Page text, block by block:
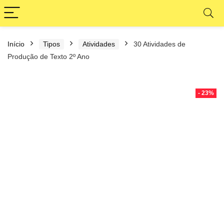
Início Tipos Atividades
30 Atividades de
Produção de Texto 2º Ano
- 23%